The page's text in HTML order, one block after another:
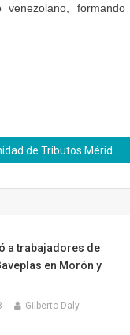
venezolano,
a trabajadores de
en Morón y
Gilberto Daly